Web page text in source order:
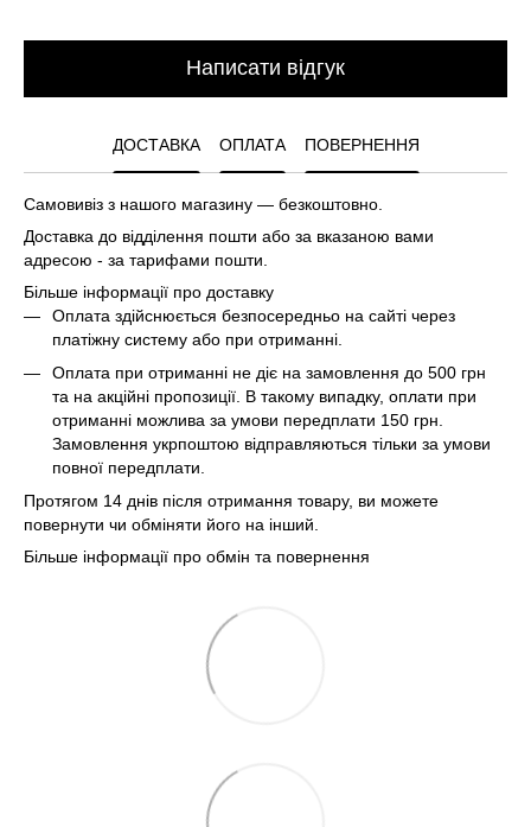
Написати відгук
ДОСТАВКА ОПЛАТА ПОВЕРНЕННЯ
Самовивіз з нашого магазину — безкоштовно.
Доставка до відділення пошти або за вказаною вами
адресою - за тарифами пошти.
Більше інформації про доставку
Оплата здійснюється безпосередньо на сайті через
платіжну систему або при отриманні.
Оплата при отриманні не діє на замовлення до 500 грн
та на акційні пропозиції. В такому випадку, оплати при
отриманні можлива за умови передплати 150 грн.
Замовлення укрпоштою відправляються тільки за умови
повної передплати.
Протягом 14 днів після отримання товару, ви можете
повернути чи обміняти його на інший.
Більше інформації про обмін та повернення